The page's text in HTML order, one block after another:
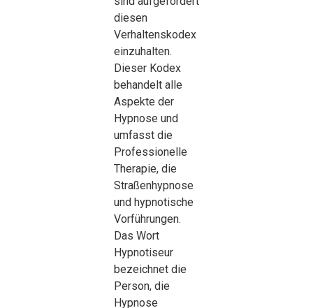
diesen
Verhaltenskodex
einzuhalten.
Dieser Kodex
behandelt alle
Aspekte der
Hypnose und
umfasst die
Professionelle
Therapie, die
Straßenhypnose
und hypnotische
Vorführungen.
Das Wort
Hypnotiseur
bezeichnet die
Person, die
Hypnose